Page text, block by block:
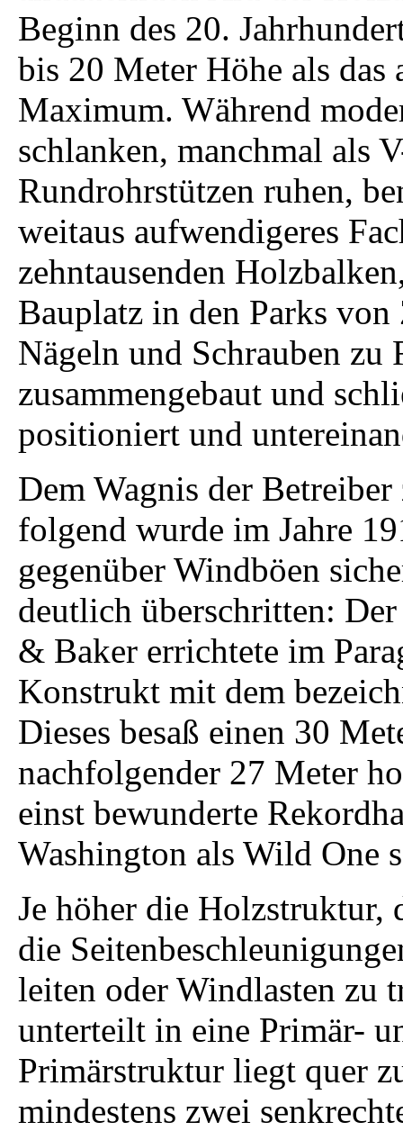
Beginn des 20.
bis 20 Meter Höhe als das
Maximum. Während
schlanken, manchmal als
Rundrohrstützen ruhen,
weitaus aufwendigeres
zehntausenden
Bauplatz in den Parks
Nägeln und Schrauben zu
zusammengebaut und
positioniert und
Dem Wagnis der
folgend wurde im Jahre
gegenüber Windböen
deutlich überschritten:
& Baker errichtete im
Konstrukt mit dem
Dieses besaß einen 30
nachfolgender 27 Meter
einst bewunderte
Washington als Wild One
Je höher die Holzstruktur,
die
leiten oder Windlasten zu
unterteilt in eine Primär-
Primärstruktur liegt quer
mindestens zwei